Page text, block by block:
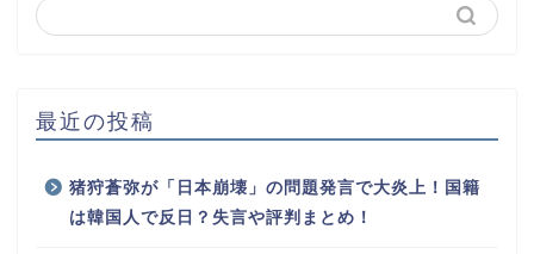
最近の投稿
猪狩蒼弥が「日本崩壊」の問題発言で大炎上！国籍
は韓国人で反日？失言や評判まとめ！